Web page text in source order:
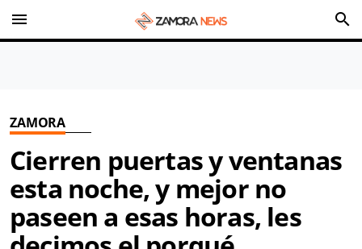
menu search
ZAMORA
Cierren puertas y ventanas
esta noche, y mejor no
paseen a esas horas, les